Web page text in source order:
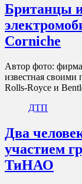
Британцы
Corniche
Автор фото:
известная своими
Rolls-Royce и
ДТП
Два
участием
ТиНАО